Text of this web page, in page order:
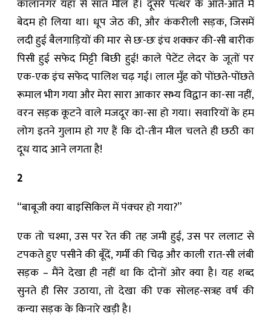
कालानगर यहाँ से सात मील है। दूसरे पत्थर के आते-आते मैं
बेदम हो लिया था। धूप जेठ की, और कंकरीली सड़क, जिसमें
लदी हुई बैलगाड़ियों की मार से छः-छः इंच शक्कर की-सी बारीक
पिसी हुई सफेद मिट्टी बिछी हुई! काले पेटेंट लेदर के जूतों पर
एक-एक इंच सफेद पालिश चढ़ गई। लाल मुँह को पोंछते-पोंछते
रूमाल भीग गया और मेरा सारा आकार सभ्य विद्वान का-सा नहीं,
वरन सड़क कूटने वाले मजदूर का-सा हो गया। सवारियों के हम
लोग इतने गुलाम हो गए हैं कि दो-तीन मील चलते ही छठी का
दूध याद आने लगता है!
2
“बाबूजी क्या बाइसिकिल में पंक्चर हो गया?”
एक तो चश्मा, उस पर रेत की तह जमी हुई, उस पर ललाट से
टपकते हुए पसीने की बूँदें, गर्मी की चिढ़ और काली रात-सी लंबी
सड़क – मैंने देखा ही नहीं था कि दोनों ओर क्या है। यह शब्द
सुनते ही सिर उठाया, तो देखा की एक सोलह-सत्रह वर्ष की
कन्या सड़क के किनारे खड़ी है।